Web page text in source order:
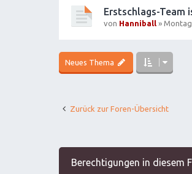
Erstschlags-Team
von Hanniball » Montag
Neues Thema
Zurück zur Foren-Übersicht
Berechtigungen in diesem